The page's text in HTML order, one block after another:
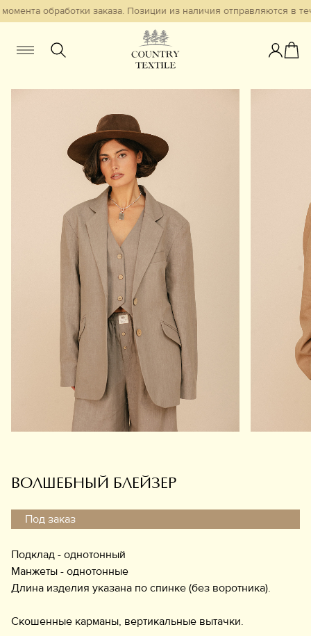
обработки заказа. Позиции из наличия отправляются в
Смотреть всё
В наличии
Бестселлеры
Аксессуары
Украшения
Информация
ВОЛШЕБНЫЙ БЛЕЙЗЕР
Под заказ
Подклад - однотонный
Манжеты - однотонные
Длина изделия указана по спинке (без воротника).
Скошенные карманы, вертикальные вытачки.